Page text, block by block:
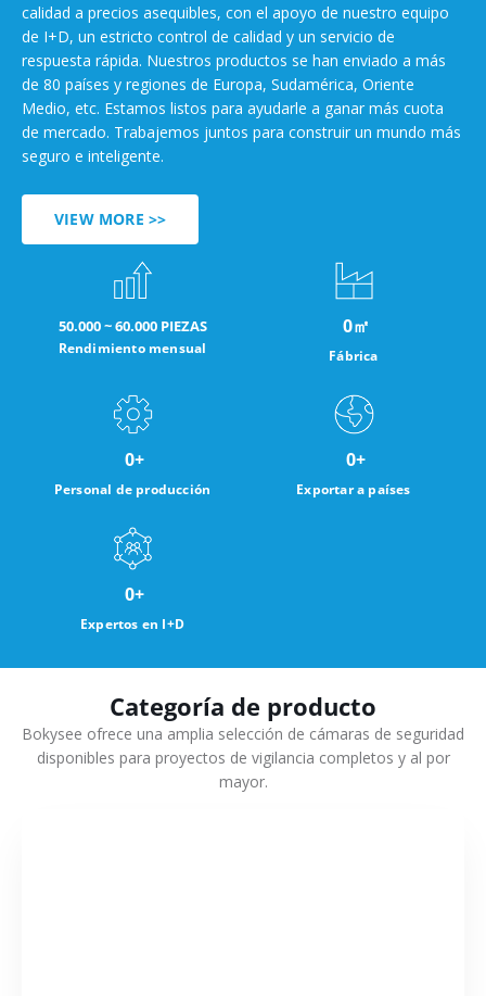
calidad a precios asequibles, con el apoyo de nuestro equipo
de I+D, un estricto control de calidad y un servicio de
respuesta rápida. Nuestros productos se han enviado a más
de 80 países y regiones de Europa, Sudamérica, Oriente
Medio, etc. Estamos listos para ayudarle a ganar más cuota
de mercado. Trabajemos juntos para construir un mundo más
seguro e inteligente.
VIEW MORE >>
50.000 ~ 60.000 PIEZAS
Rendimiento mensual Fábrica
0㎡
Personal de producción
0+
Exportar a países
0+
Expertos en I+D
0+
Categoría de producto
Bokysee ofrece una amplia selección de cámaras de seguridad
disponibles para proyectos de vigilancia completos y al por
mayor.